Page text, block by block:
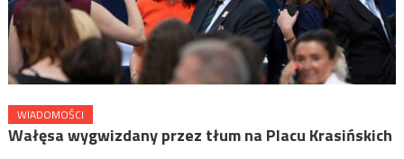
WIADOMOŚCI
Wałęsa wygwizdany przez tłum na Placu Krasińskich